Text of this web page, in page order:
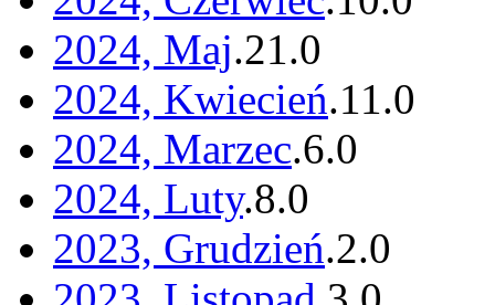
2024, Maj.21.0
2024, Kwiecień.11.0
2024, Marzec.6.0
2024, Luty.8.0
2023, Grudzień.2.0